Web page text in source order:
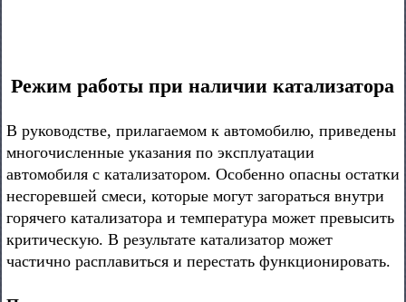
Режим работы при наличии катализатора
В руководстве, прилагаемом к автомобилю, приведены
многочисленные указания по эксплуатации
автомобиля с катализатором. Особенно опасны остатки
несгоревшей смеси, которые могут загораться внутри
горячего катализатора и температура может превысить
критическую. В результате катализатор может
частично расплавиться и перестать функционировать.